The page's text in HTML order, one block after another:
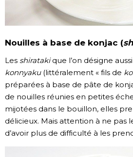
Nouilles à base de konjac (
Les shiratakique l’on désigne
konnyaku (littéralement « fils de
préparées à base de pâte de
de nouilles réunies en petites
mijotées dans le bouillon, elles
délicieux. Mais attention à ne pas
d’avoir plus de difficulté à les